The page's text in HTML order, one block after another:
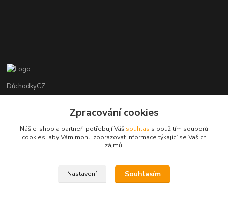
DůchodkyCZ
+420 412384749
objednavky@duchodky.cz
Zpracování cookies
Náš e-shop a partneři potřebují Váš souhlas s použitím souborů
cookies, aby Vám mohli zobrazovat informace týkající se Vašich
zájmů.
Nastavení Souhlasím